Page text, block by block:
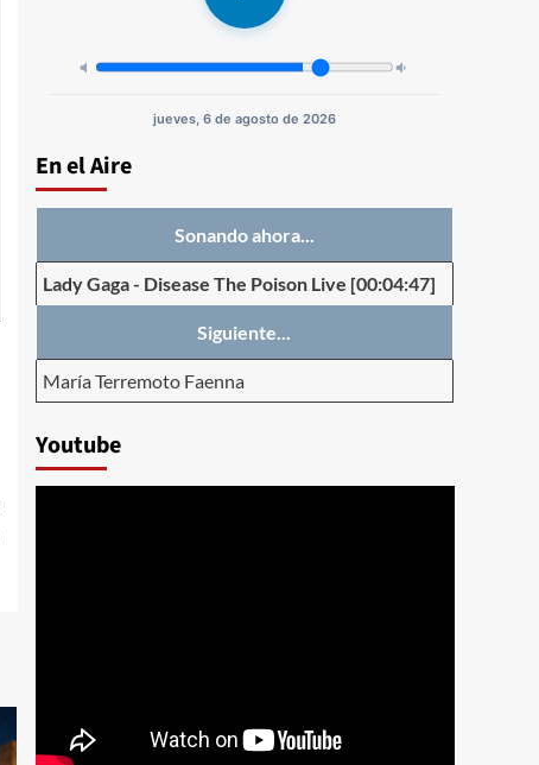
jueves, 6 de agosto de 2026
En el Aire
Sonando ahora...
Lady Gaga- Disease The Poison Live [00:04:47]
Siguiente...
María Terremoto Faenna
Youtube